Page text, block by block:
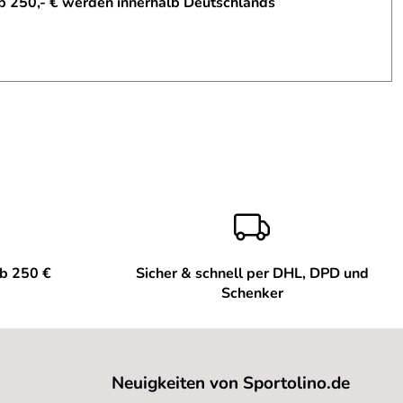
250 €
Sicher & schnell per DHL, DPD und
Schenker
Neuigkeiten von Sportolino.de